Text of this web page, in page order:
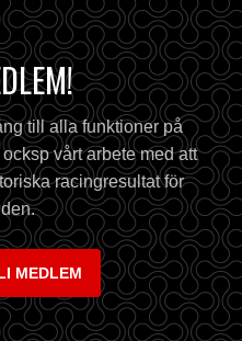
till alla funktioner på
vårt arbete med att
racingresultat för
MEDLEM